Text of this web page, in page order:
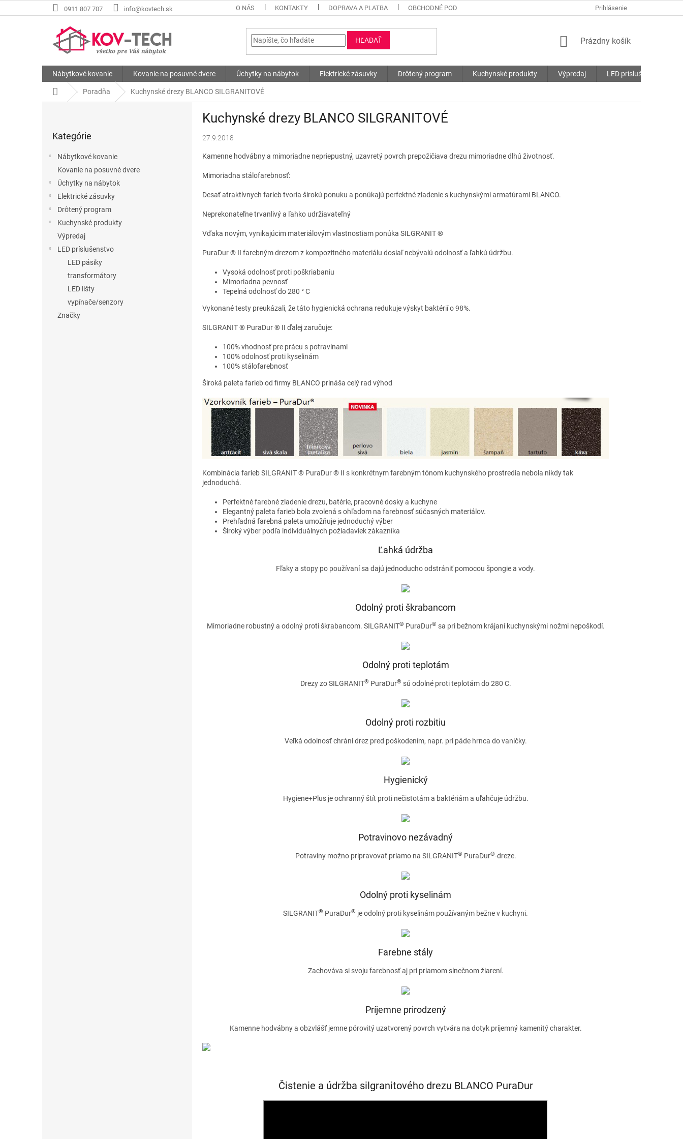
na
0911 807 707 info@kovtech.sk O NÁS KONTAKTY DOPRAVA A PLATBA OBCHODNÉ PODMIENKY SÚBORY COOKIES
Prihlásenie
HĽADAŤ
NÁKUPNÝ
Prázdny košík
Nábytkové kovanie Kovanie na posuvné dvere Úchytky na nábytok Elektrické zásuvky Drôtený program Kuchynské produkty Výpredaj LED príslušenstvo
DomovPoradňa Kuchynské drezy BLANCO SILGRANITOVÉ
kategórie
Kategórie
Nábytkové kovanie
Kovanie na posuvné dvere
Úchytky na nábytok
Elektrické zásuvky
Drôtený program
Kuchynské produkty
Výpredaj
LED príslušenstvo
LED pásiky
transformátory
LED lišty
vypínače/senzory
Značky
Kuchynské drezy BLANCO SILGRANITOVÉ
27.9.2018
Kamenne hodvábny a mimoriadne nepriepustný, uzavretý povrch prepožičiava drezu mimoriadne dlhú životnosť.
Mimoriadna stálofarebnosť:
Desať atraktívnych farieb tvoria širokú ponuku a ponúkajú perfektné zladenie s kuchynskými armatúrami BLANCO.
Neprekonateľne trvanlivý a ľahko udržiavateľný
Vďaka novým, vynikajúcim materiálovým vlastnostiam ponúka SILGRANIT ®
PuraDur ® II farebným drezom z kompozitného materiálu dosiaľ nebývalú odolnosť a ľahkú údržbu.
Vysoká odolnosť proti poškriabaniu
Mimoriadna pevnosť
Tepelná odolnosť do 280 ° C
Vykonané testy preukázali, že táto hygienická ochrana redukuje výskyt baktérií o 98%.
SILGRANIT ® PuraDur ® II ďalej zaručuje:
100% vhodnosť pre prácu s potravinami
100% odolnosť proti kyselinám
100% stálofarebnosť
Široká paleta farieb od firmy BLANCO prináša celý rad výhod
Kombinácia farieb SILGRANIT ® PuraDur ® II s konkrétnym farebným tónom kuchynského prostredia nebola nikdy tak
jednoduchá.
Perfektné farebné zladenie drezu, batérie, pracovné dosky a kuchyne
Elegantný paleta farieb bola zvolená s ohľadom na farebnosť súčasných materiálov.
Prehľadná farebná paleta umožňuje jednoduchý výber
Široký výber podľa individuálnych požiadaviek zákazníka
Ľahká údržba
Fľaky a stopy po používaní sa dajú jednoducho odstrániť pomocou špongie a vody.
Odolný proti škrabancom
Mimoriadne robustný a odolný proti škrabancom. SILGRANIT® PuraDur® sa pri bežnom krájaní kuchynskými nožmi nepoškodí.
Odolný proti teplotám
Drezy zo SILGRANIT® PuraDur® sú odolné proti teplotám do 280 C.
Odolný proti rozbitiu
Veľká odolnosť chráni drez pred poškodením, napr. pri páde hrnca do vaničky.
Hygienický
Hygiene+Plus je ochranný štít proti nečistotám a baktériám a uľahčuje údržbu.
Potravinovo nezávadný
Potraviny možno pripravovať priamo na SILGRANIT® PuraDur®-dreze.
Odolný proti kyselinám
SILGRANIT® PuraDur® je odolný proti kyselinám používaným bežne v kuchyni.
Farebne stály
Zachováva si svoju farebnosť aj pri priamom slnečnom žiarení.
Príjemne prirodzený
Kamenne hodvábny a obzvlášť jemne pórovitý uzatvorený povrch vytvára na dotyk príjemný kamenitý charakter.
Čistenie a údržba silgranitového drezu BLANCO PuraDur